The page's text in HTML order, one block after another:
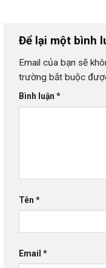
Để lại một bình
Email của bạn sẽ
trường bắt buộc
Bình luận *
Tên *
Email *